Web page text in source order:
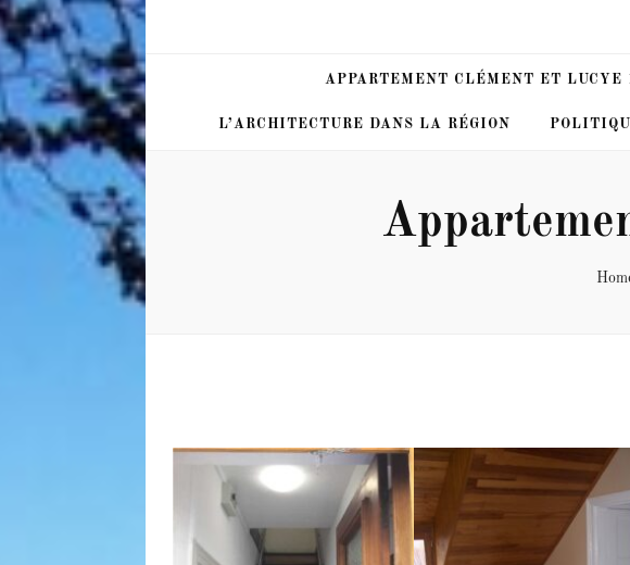
APPARTEMENT CLÉMENT ET LUCYE 1
L’ARCHITECTURE DANS LA RÉGION